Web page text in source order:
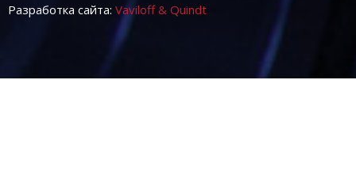
Разработка сайта: Vaviloff & Quindt